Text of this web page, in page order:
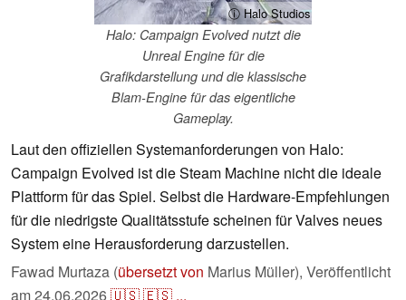
ⓘ Halo Studios
Halo: Campaign Evolved nutzt die
Unreal Engine für die
Grafikdarstellung und die klassische
Blam-Engine für das eigentliche
Gameplay.
Laut den offiziellen Systemanforderungen von Halo:
Campaign Evolved ist die Steam Machine nicht die ideale
Plattform für das Spiel. Selbst die Hardware-Empfehlungen
für die niedrigste Qualitätsstufe scheinen für Valves neues
System eine Herausforderung darzustellen.
Fawad Murtaza (übersetzt von Marius Müller), Veröffentlicht
am24.06.2026🇺🇸🇪🇸 ...